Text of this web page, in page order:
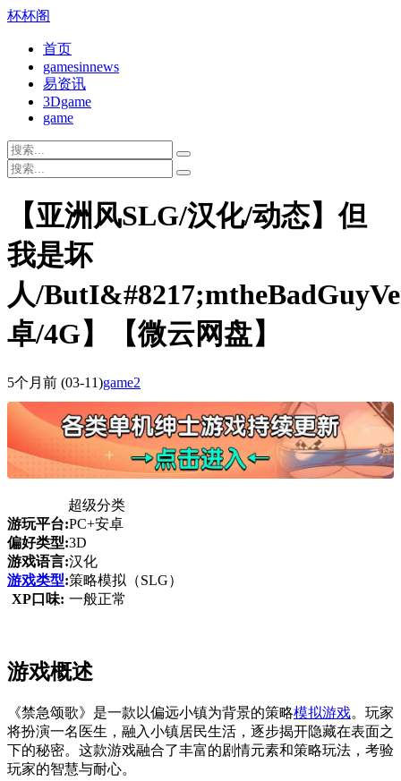
杯杯阁
首页
gamesinnews
易资讯
3Dgame
game
【亚洲风SLG/汉化/动态】但
我是坏
人/
卓/4G】【微云网盘】
5个月前 (03-11)game2
超级分类
游玩平台:PC+安卓
偏好类型:3D
游戏语言:汉化
游戏类型:策略模拟（SLG）
XP口味: 一般正常
游戏概述
《禁急颂歌》是一款以偏远小镇为背景的策略模拟游戏。玩家
将扮演一名医生，融入小镇居民生活，逐步揭开隐藏在表面之
下的秘密。这款游戏融合了丰富的剧情元素和策略玩法，考验
玩家的智慧与耐心。